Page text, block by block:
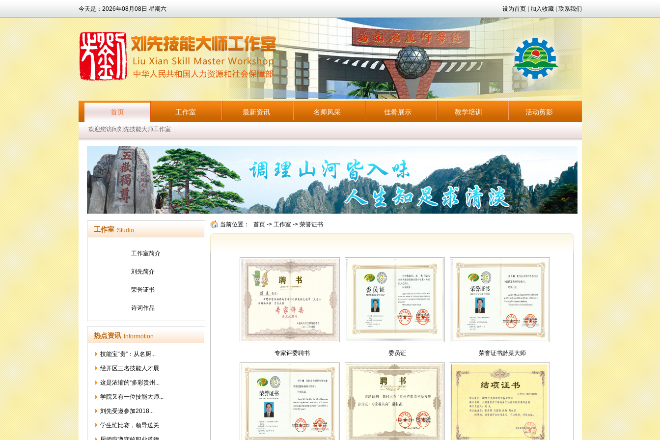
今天是： 2026年08月08日 星期六 设为首页| 加入收藏| 联系我们
首页
欢迎您访问刘先技能大师工作室
工作室 最新资讯 名师风采 佳肴展示 教学培训 活动剪影
工作室 Studio
工作室简介
刘先简介
荣誉证书
诗词作品
热点资讯 Informotion
技能宝“贵”：从名厨...
经开区三名技能人才展...
这是浓缩的“多彩贵州...
学院又有一位技能大师...
刘先受邀参加2018...
学生忙比赛，领导送关...
当前位置： 首页-> 工作室-> 荣誉证书
专家评委聘书 委员证 荣誉证书黔菜大师